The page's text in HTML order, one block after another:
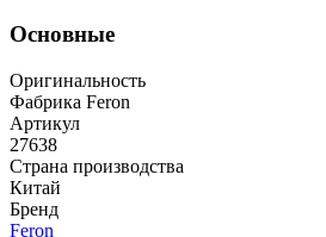
Основные
Оригинальность
Фабрика Feron
Артикул
27638
Страна производства
Китай
Бренд
Feron